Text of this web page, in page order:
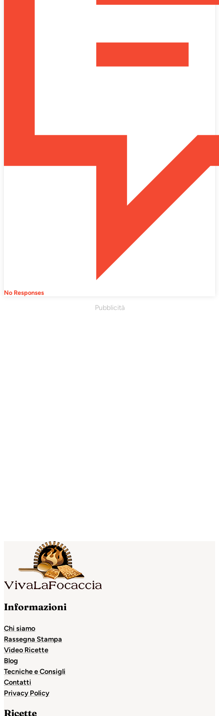
No Responses
Pubblicità
Informazioni
Chi siamo
Rassegna Stampa
Video Ricette
Blog
Tecniche e Consigli
Contatti
Privacy Policy
Ricette